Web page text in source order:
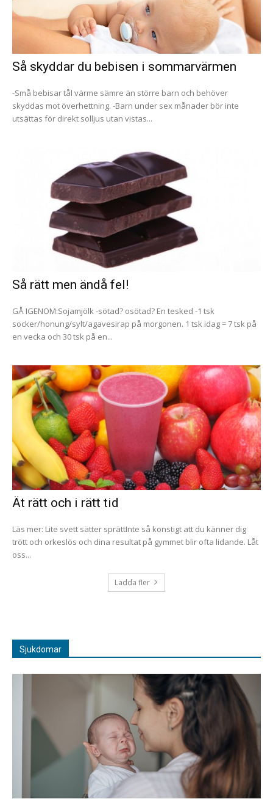
Så skyddar du bebisen i sommarvärmen
-Små bebisar tål värme sämre än större barn och behöver
skyddas mot överhettning. -Barn under sex månader bör inte
utsättas för direkt solljus utan vistas...
Så rätt men ändå fel!
GÅ IGENOM:Sojamjölk -sötad? osötad? En tesked -1 tsk
socker/honung/sylt/agavesirap på morgonen. 1 tsk idag = 7 tsk på
en vecka och 30 tsk på en...
Ät rätt och i rätt tid
Läs mer: Lite svett sätter sprättInte så konstigt att du känner dig
trött och orkeslös och dina resultat på gymmet blir ofta lidande. Låt
oss...
Ladda fler
Sjukdomar